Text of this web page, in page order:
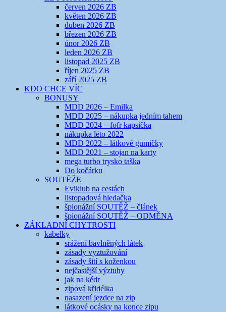
červen 2026 ZB
květen 2026 ZB
duben 2026 ZB
březen 2026 ZB
únor 2026 ZB
leden 2026 ZB
listopad 2025 ZB
říjen 2025 ZB
září 2025 ZB
KDO CHCE VÍC
BONUSY
MDD 2026 – Emilka
MDD 2025 – nákupka jedním tahem
MDD 2024 – fofr kapsička
nákupka léto 2022
MDD 2022 – látkové gumičky
MDD 2021 – stojan na karty
mega turbo trysko taška
Do kočárku
SOUTĚŽE
Eviklub na cestách
listopadová hledačka
špionážní SOUTĚŽ – článek
špionážní SOUTĚŽ – ODMĚNA
ZÁKLADNÍ CHYTROSTI
kabelky
srážení bavlněných látek
zásady vyztužování
zásady šití s koženkou
nejčastější výztuhy
jak na kédr
zipová křidélka
nasazení jezdce na zip
látkové ocásky na konce zipu